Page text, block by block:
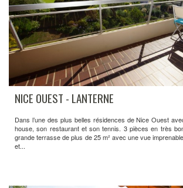
NICE OUEST - LANTERNE
Dans l’une des plus belles résidences de Nice Ouest
house, son restaurant et son tennis. 3 pièces en très
grande terrasse de plus de 25 m² avec une vue
et...